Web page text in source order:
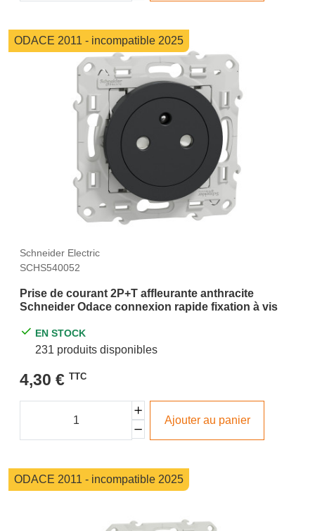
ODACE 2011 - incompatible 2025
Schneider Electric
SCHS540052
Prise de courant 2P+T affleurante anthracite
Schneider Odace connexion rapide fixation à vis
EN STOCK
231 produits disponibles
4,30 € TTC
Ajouter au panier
ODACE 2011 - incompatible 2025